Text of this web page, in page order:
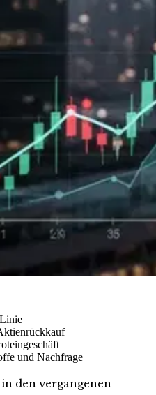
und Nachfrage
den vergangenen